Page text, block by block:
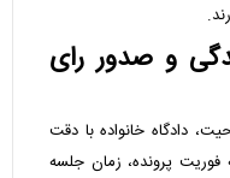
و صدور رای
دادگاه خانواده با دقت
فوریت پرونده، زمان جلسه